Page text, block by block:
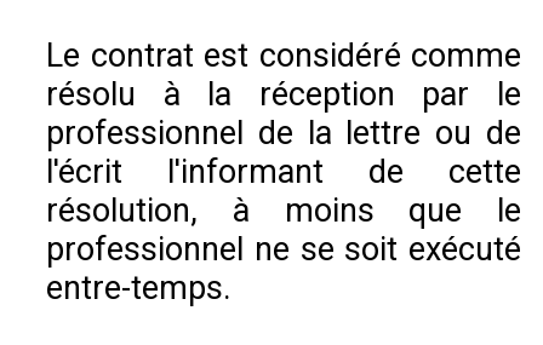
Le contrat est considéré comme
résolu à la réception par le
professionnel de la lettre ou de
l'écrit l'informant de cette
résolution, à moins que le
professionnel ne se soit exécuté
entre-temps.